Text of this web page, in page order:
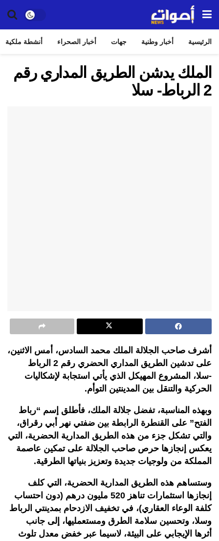
الرئيسية أخبار وطنية جهات أخبار الصحراء أنشطة ملكية
الملك يدشن الطريق المداري رقم
2 الرباط- سلا
أشرف صاحب الجلالة الملك محمد السادس، أمس الاثنين،
على تدشين الطريق المداري الحضري رقم 2 الرباط
-سلا، المشروع المهيكل الذي يأتي استجابة لإشكاليات
الحركية والتنقل بين المدينتين التوأم.
وبهذه المناسبة، تفضل جلالة الملك، فأطلق إسم “رباط
الفتح” على القنطرة الرابطة بين ضفتي نهر أبي رقراق،
والتي تشكل جزء من هذه الطريق المدارية الحضرية، التي
يعكس إنجازها حرص صاحب الجلالة على تمكين عاصمة
المملكة من ولوجيات جديدة وتعزيز بنياتها الطرقية.
وستساهم هذه الطريق المدارية الحضرية، التي كلف
إنجازها استثمارات تناهز 520 مليون درهم (دون احتساب
كلفة الوعاء العقاري)، في تخفيف الازدحام بمدينتي الرباط
وسلا، وتحسين سلامة الطرق ومستعمليها، إلى جانب
أثرها الإيجابي على البيئة، لاسيما عبر خفض معدل تلوث